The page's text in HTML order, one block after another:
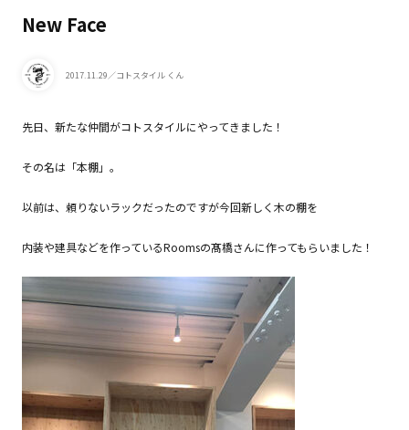
New Face
2017.11.29／コトスタイル くん
先日、新たな仲間がコトスタイルにやってきました！
その名は「本棚」。
以前は、頼りないラックだったのですが今回新しく木の棚を
内装や建具などを作っているRoomsの髙橋さんに作ってもらいました！